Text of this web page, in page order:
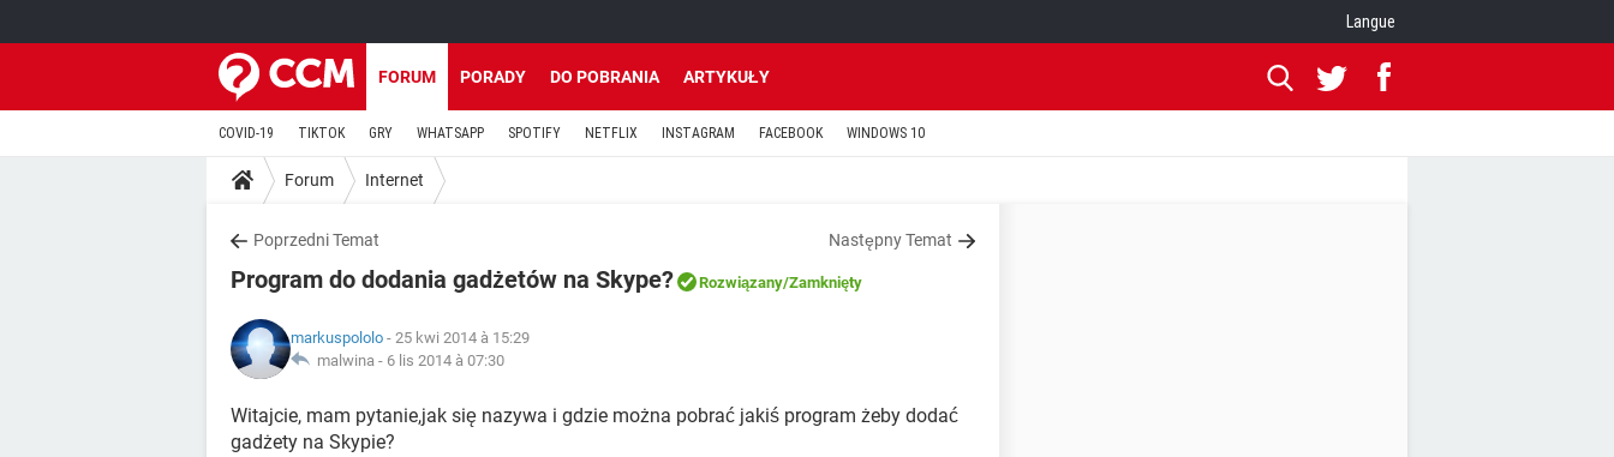
Langue
FORUM PORADY DO POBRANIA ARTYKUŁY
COVID-19 TIKTOK GRY WHATSAPP SPOTIFY NETFLIX INSTAGRAM FACEBOOK WINDOWS 10
Forum Internet
Poprzedni Temat Następny Temat
Program do dodania gadżetów na Skype? Rozwiązany/Zamknięty
markuspololo - 25 kwi 2014 à 15:29
malwina - 6 lis 2014 à 07:30
Witajcie, mam pytanie,jak się nazywa i gdzie można pobrać jakiś program żeby dodać
gadżety na Skypie?